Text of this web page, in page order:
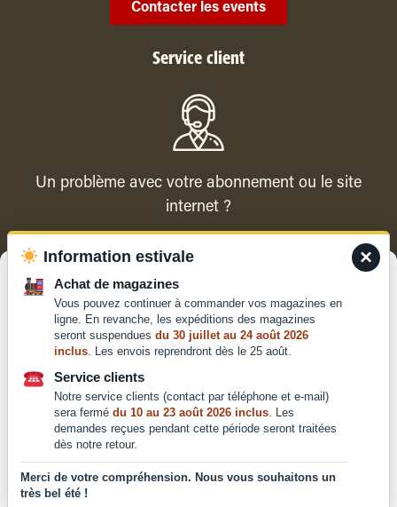
Pour offrir les meilleures expériences, nous utilisons des technologies
telles que les cookies pour stocker et/ou accéder aux informations des
appareils. Le fait de consentir à ces technologies nous permettra de
traiter des données telles que le comportement de navigation ou les ID
uniques sur ce site. Le fait de ne pas consentir ou de retirer son
consentement peut avoir un effet négatif sur certaines caractéristiques
et fonctions.
Accepter
Contacter les events
Service client
Un problème avec votre abonnement ou le site
internet ?
Contacter le service client
Mentions légales
Conditions générales de
vente et d'utilisation
confidentialité
×
Information estivale
Achat de magazines
Vous pouvez continuer à commander vos magazines en
ligne. En revanche, les expéditions des magazines
seront suspendues du 30 juillet au 24 août 2026
inclus. Les envois reprendront dès le 25 août.
Service clients
Notre service clients (contact par téléphone et e-mail)
sera fermé du 10 au 23 août 2026 inclus. Les
demandes reçues pendant cette période seront traitées
dès notre retour.
Merci de votre compréhension. Nous vous souhaitons un
très bel été !